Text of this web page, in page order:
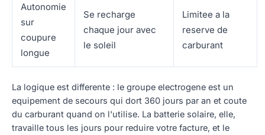
Autonomie
sur
coupure
longue
Se recharge
chaque jour avec
le soleil
Limitee a la
reserve de
carburant
La logique est differente : le groupe electrogene est un
equipement de secours qui dort 360 jours par an et coute
du carburant quand on l'utilise. La batterie solaire, elle,
travaille tous les jours pour reduire votre facture, et le